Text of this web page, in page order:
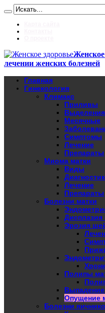
Женское
лечении женских болезней
Главная
Гинекология
Климакс
Приливы
Выделения
Месячные
Симптомы
Лечение
Препараты
Миома матки
Виды
Лечение
Препараты
Болезни матки
Дисплазия
Эрозия
Полипы
Выпадение
Опущение
Болезни